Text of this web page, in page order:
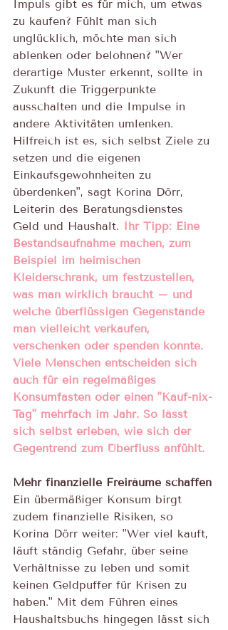
Impuls gibt es für mich, um etwas
zu kaufen? Fühlt man sich
unglücklich, möchte man sich
ablenken oder belohnen? "Wer
derartige Muster erkennt, sollte in
Zukunft die Triggerpunkte
ausschalten und die Impulse in
andere Aktivitäten umlenken.
Hilfreich ist es, sich selbst Ziele zu
setzen und die eigenen
Einkaufsgewohnheiten zu
überdenken", sagt Korina Dörr,
Leiterin des Beratungsdienstes
Geld und Haushalt. Ihr Tipp: Eine
Bestandsaufnahme machen, zum
Beispiel im heimischen
Kleiderschrank, um festzustellen,
was man wirklich braucht – und
welche überflüssigen Gegenstände
man vielleicht verkaufen,
verschenken oder spenden könnte.
Viele Menschen entscheiden sich
auch für ein regelmäßiges
Konsumfasten oder einen "Kauf-nix-
Tag" mehrfach im Jahr. So lässt
sich selbst erleben, wie sich der
Gegentrend zum Überfluss anfühlt.
Mehr finanzielle Freiräume schaffen
Ein übermäßiger Konsum birgt
zudem finanzielle Risiken, so
Korina Dörr weiter: "Wer viel kauft,
läuft ständig Gefahr, über seine
Verhältnisse zu leben und somit
keinen Geldpuffer für Krisen zu
haben." Mit dem Führen eines
Haushaltsbuchs hingegen lässt sich